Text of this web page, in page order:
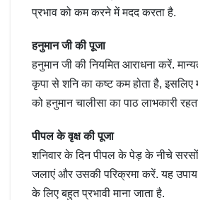
प्रभाव को कम करने में मदद करता है.
हनुमान जी की पूजा
हनुमान जी की नियमित आराधना करें.
कृपा से शनि का कष्ट कम होता है, इसलिए
को हनुमान चालीसा का पाठ लाभकारी
पीपल के वृक्ष की पूजा
शनिवार के दिन पीपल के पेड़ के नीचे
जलाएं और उसकी परिक्रमा करें. यह
के लिए बहुत प्रभावी माना जाता है.